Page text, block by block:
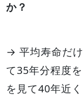
か？
→ 平均寿命だ
て35年分程度
を見て40年近